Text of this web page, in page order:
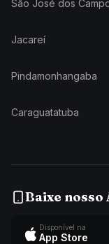
São José dos
Jacareí
Pindamonhangaba
Caraguatatuba
Baixe nosso
Disponível na
App Store